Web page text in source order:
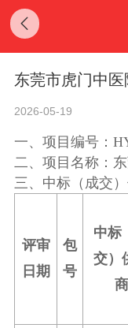
东莞市虎门中
2026-05-19
一、项目编号：
二、项目名称：
三、中标（成交
评审
日期
包
号
中标
交）
商